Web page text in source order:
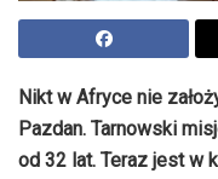
Nikt w Afryce nie
Pazdan. Tarnowski
od 32 lat. Teraz jest w